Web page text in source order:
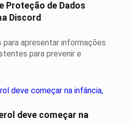
Proteção de Dados
Discord
para apresentar informações
para prevenir e
deve começar na